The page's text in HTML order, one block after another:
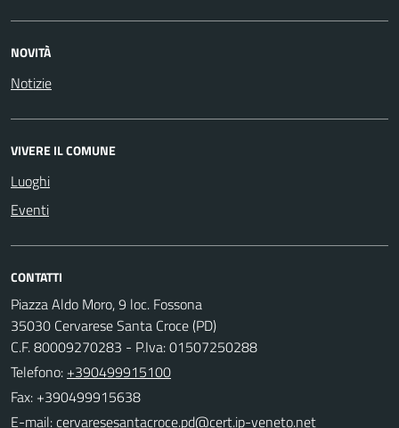
NOVITÀ
Notizie
VIVERE IL COMUNE
Luoghi
Eventi
CONTATTI
Piazza Aldo Moro, 9 loc. Fossona
35030 Cervarese Santa Croce (PD)
C.F. 80009270283 - P.Iva: 01507250288
Telefono: +390499915100
Fax: +390499915638
E-mail: